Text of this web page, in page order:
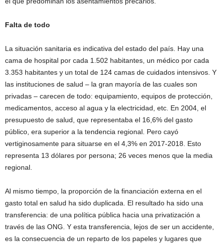
Falta de todo
La situación sanitaria es indicativa del estado del país. Hay una
cama de hospital por cada 1.502 habitantes, un médico por cada
3.353 habitantes y un total de 124 camas de cuidados intensivos. Y
las instituciones de salud – la gran mayoría de las cuales son
privadas – carecen de todo: equipamiento, equipos de protección,
medicamentos, acceso al agua y la electricidad, etc. En 2004, el
presupuesto de salud, que representaba el 16,6% del gasto
público, era superior a la tendencia regional. Pero cayó
vertiginosamente para situarse en el 4,3% en 2017-2018. Esto
representa 13 dólares por persona; 26 veces menos que la media
regional.
Al mismo tiempo, la proporción de la financiación externa en el
gasto total en salud ha sido duplicada. El resultado ha sido una
transferencia: de una política pública hacia una privatización a
través de las ONG. Y esta transferencia, lejos de ser un accidente,
es la consecuencia de un reparto de los papeles y lugares que